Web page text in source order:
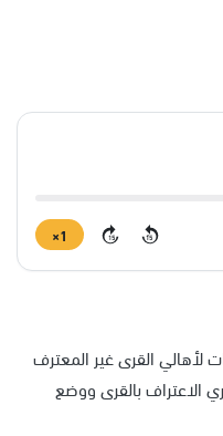
15
15
1×
لأهالي القرى غير المعترف
الاعتراف بالقرى ووضع